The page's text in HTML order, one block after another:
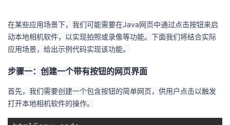
在某些应用场景下，我们可能需要在Java网页中通过点击按钮来启
动本地相机软件，以实现拍照或录像等功能。下面我们将结合实际
应用场景，给出示例代码实现该功能。
步骤一：创建一个带有按钮的网页界面
首先，我们需要创建一个包含按钮的简单网页，供用户点击以触发
打开本地相机软件的操作。